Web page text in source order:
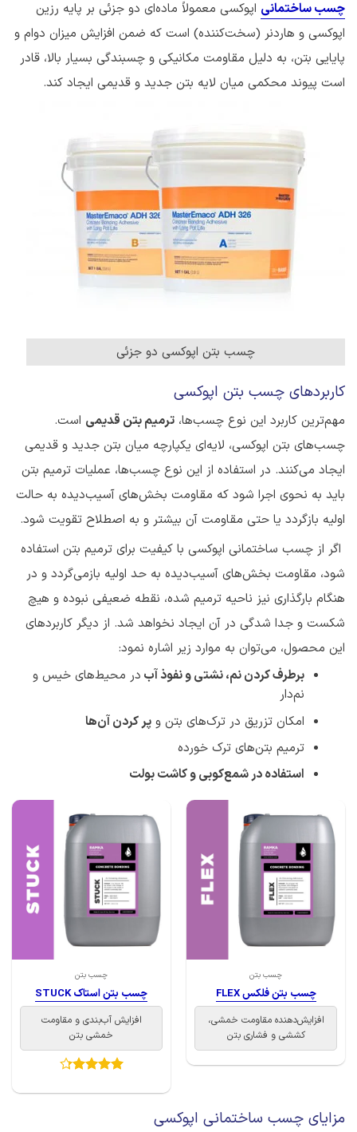
چسب ساختمانی اپوکسی معمولاً ماده‌ای دو جزئی بر پایه رزین
اپوکسی و هاردنر (سخت‌کننده) است که ضمن افزایش میزان دوام و
پایایی بتن، به دلیل مقاومت مکانیکی و چسبندگی بسیار بالا، قادر
است پیوند محکمی میان لایه بتن جدید و قدیمی ایجاد کند.
چسب بتن اپوکسی دو جزئی
کاربردهای چسب بتن اپوکسی
مهم‌ترین کاربرد این نوع چسب‌ها، ترمیم بتن قدیمی است.
چسب‌های بتن اپوکسی، لایه‌ای یکپارچه میان بتن جدید و قدیمی
ایجاد می‌کنند. در استفاده از این نوع چسب‌ها، عملیات ترمیم بتن‌
باید به نحوی اجرا شود که مقاومت بخش‌های آسیب‌دیده به حالت
اولیه بازگردد یا حتی مقاومت آن بیشتر و به اصطلاح تقویت شود.
اگر از چسب ساختمانی اپوکسی با کیفیت برای ترمیم بتن استفاده
شود، مقاومت بخش‌های آسیب‌دیده به حد اولیه بازمی‌گردد و در
هنگام بارگذاری نیز ناحیه ترمیم شده، نقطه ضعیفی نبوده و هیچ
شکست و جدا شدگی در آن ایجاد نخواهد شد. از دیگر کاربردهای
این محصول، می‌توان به موارد زیر اشاره نمود:
برطرف کردن نم، نشتی و نفوذ آب در محیط‌های خیس و
نم‌دار
امکان تزریق در ترک‌های بتن وپر کردن آن‌ها
ترمیم بتن‌های ترک خورده
استفاده در شمع‌کوبی و کاشت بولت
چسب بتن
چسب بتن فلکس FLEX
افزایش‌دهنده مقاومت خمشی،
کششی و فشاری بتن
چسب بتن
چسب بتن استاک STUCK
افزایش آب‌بندی و مقاومت
خمشی بتن
4.29از 5
مزایای چسب ساختمانی اپوکسی